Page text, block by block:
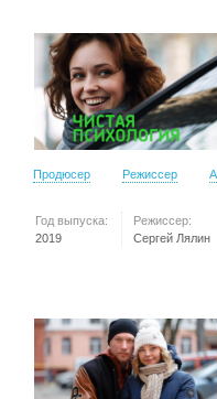
Продюсер Режиссер
Год выпуска:
2019
Режиссер:
Сергей Лялин